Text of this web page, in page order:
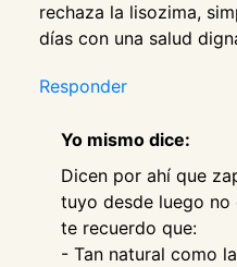
rechaza la lisozima,
días con una salud
Responder
Yo mismo dice:
Dicen por ahí que
tuyo desde luego no
te recuerdo que:
- Tan natural como